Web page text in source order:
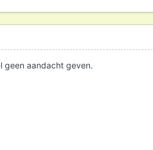
geen aandacht geven.